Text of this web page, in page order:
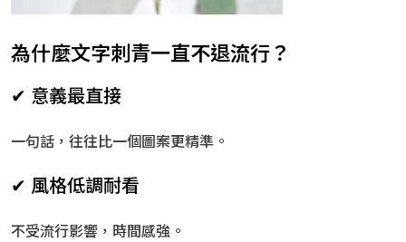
為什麼文字刺青一直不退流行？
✔ 意義最直接
一句話，往往比一個圖案更精準。
✔ 風格低調耐看
不受流行影響，時間感強。